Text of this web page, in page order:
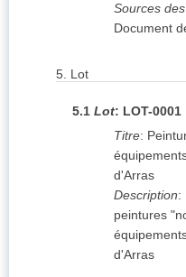
Sources
Document
5. Lot
5.1 Lot: LOT-0001
Titre:
d'Arras
Description:
peintures
d'Arras